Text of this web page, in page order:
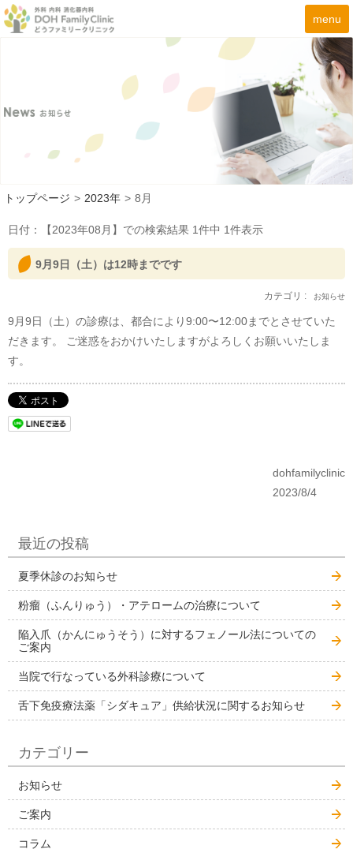
menu
トップページ > 2023年 > 8月
日付：【2023年08月 】での検索結果 1件中 1件表示
9月9日（土）は12時までです
カテゴリ : お知らせ
9月9日（土）の診療は、都合により9:00〜12:00までとさせていた
だきます。 ご迷惑をおかけいたしますがよろしくお願いいたしま
す。
dohfamilyclinic
2023/8/4
最近の投稿
夏季休診のお知らせ
粉瘤（ふんりゅう）・アテロームの治療について
陥入爪（かんにゅうそう）に対するフェノール法についての
ご案内
当院で行なっている外科診療について
舌下免疫療法薬「シダキュア」供給状況に関するお知らせ
カテゴリー
お知らせ
ご案内
コラム